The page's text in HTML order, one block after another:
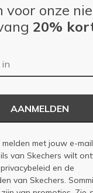
voor onze
20%
AANMELDEN
met jouw e-
van Skechers wilt
privacybeleid en de
van Skechers.